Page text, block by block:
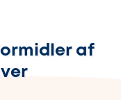
af